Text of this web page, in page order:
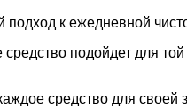
к ежедневной
средство подойдет для
средство для своей